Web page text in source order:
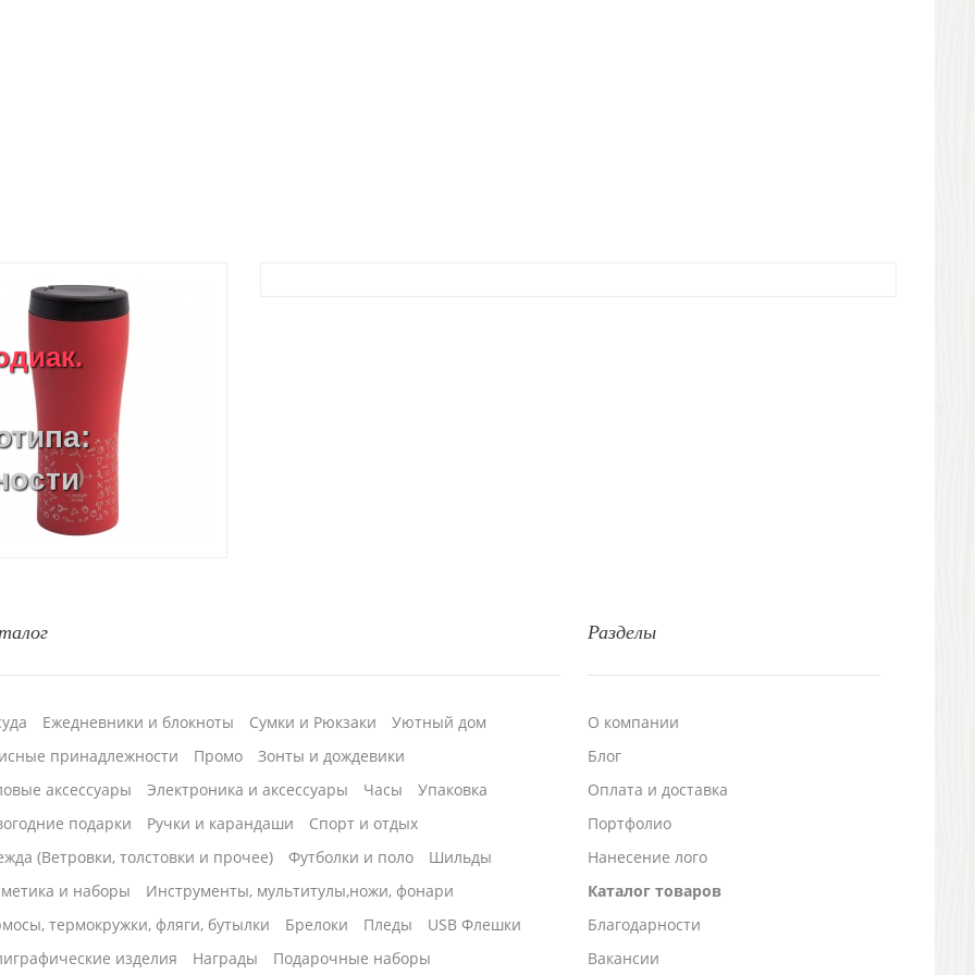
Разделы
О компании
Блог
Оплата и доставка
Портфолио
Нанесение лого
Каталог товаров
Благодарности
Вакансии
Ежедневники и блокноты Сумки и Рюкзаки
Уютный дом
принадлежности
Промо
Зонты и дождевики
аксессуары
Электроника и аксессуары Часы
Упаковка
подарки
Ручки и карандаши
Спорт и отдых
(Ветровки, толстовки и прочее)
Футболки и поло
Шильды
и наборы
Инструменты, мультитулы,ножи, фонари
термокружки, фляги, бутылки
Брелоки Пледы
USB Флешки
изделия
Награды Подарочные наборы